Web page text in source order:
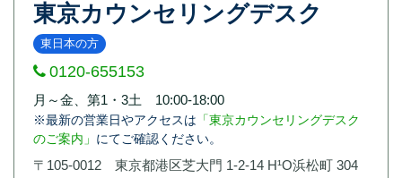
東京カウンセリングデスク
東日本の方
0120-655153
月～金、第1・3土 10:00-18:00
※最新の営業日やアクセスは 「東京カウンセリングデスク
のご案内」 にてご確認ください。
〒105-0012 東京都港区芝大門 1-2-14 H¹O浜松町 304